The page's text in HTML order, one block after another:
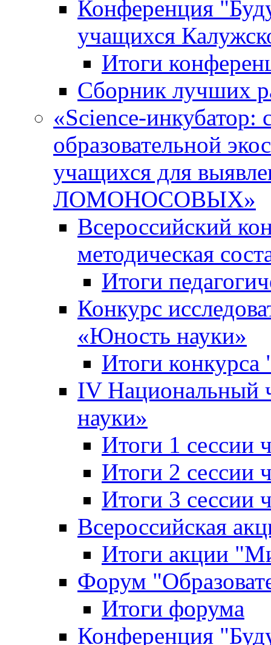
Конференция
учащихся
Итоги
Сборник лучших
«Science-инкубатор:
образовательной
учащихся для
ЛОМОНОСОВЫХ»
Всероссийский
методическая
Итоги
Конкурс
«Юность науки»
Итоги
IV
науки»
Итоги 1 сессии
Итоги 2 сессии
Итоги 3 сессии
Всероссийская
Итоги акции
Форум
Итоги форума
Конференция